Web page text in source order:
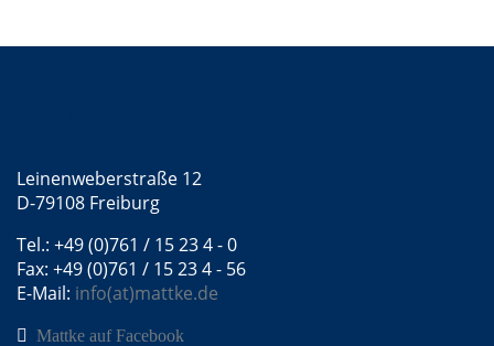
Leinenweberstraße 12
D-79108 Freiburg
Tel.: +49 (0)761 / 15 23 4 - 0
Fax: +49 (0)761 / 15 23 4 - 56
E-Mail: info(at)mattke.de
Mattke auf Facebook